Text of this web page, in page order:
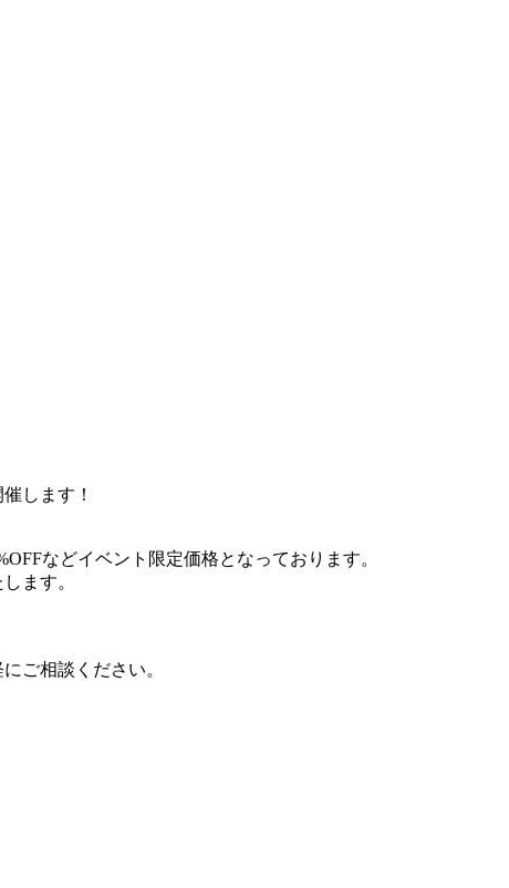
します！
などイベント限定価格となっております。
ます。
ご相談ください。